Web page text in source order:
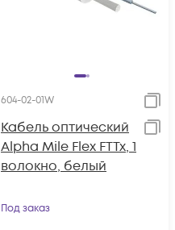
604-02-01W
Кабель оптический
Alpha Mile Flex FTTx, 1
волокно, белый
Под заказ